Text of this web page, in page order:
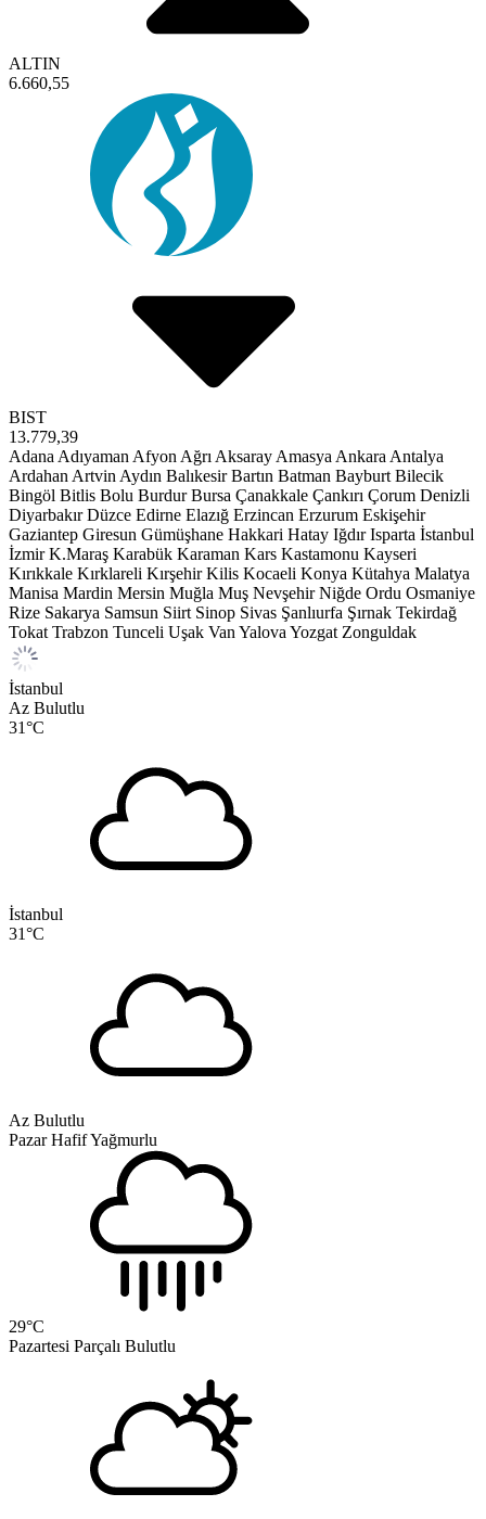
ALTIN
6.660,55
BIST
13.779,39
Adana Adıyaman Afyon Ağrı Aksaray Amasya Ankara Antalya
Ardahan Artvin Aydın Balıkesir Bartın Batman Bayburt Bilecik
Bingöl Bitlis Bolu Burdur Bursa Çanakkale Çankırı Çorum Denizli
Diyarbakır Düzce Edirne Elazığ Erzincan Erzurum Eskişehir
Gaziantep Giresun Gümüşhane Hakkari Hatay Iğdır Isparta İstanbul
İzmir K.Maraş Karabük Karaman Kars Kastamonu Kayseri
Kırıkkale Kırklareli Kırşehir Kilis Kocaeli Konya Kütahya Malatya
Manisa Mardin Mersin Muğla Muş Nevşehir Niğde Ordu Osmaniye
Rize Sakarya Samsun Siirt Sinop Sivas Şanlıurfa Şırnak Tekirdağ
Tokat Trabzon Tunceli Uşak Van Yalova Yozgat Zonguldak
İstanbul
Az Bulutlu
31°C
İstanbul
31°C
Az Bulutlu
Pazar Hafif Yağmurlu
29°C
Pazartesi Parçalı Bulutlu